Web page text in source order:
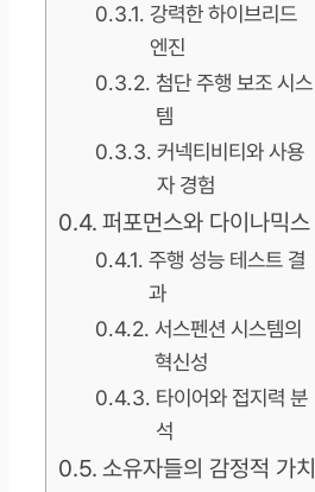
강력한 하이브리드
엔진
첨단 주행 보조 시스
템
커넥티비티와 사용
자 경험
퍼포먼스와 다이나믹스
주행 성능 테스트 결
과
서스펜션 시스템의
혁신성
타이어와 접지력 분
석
소유자들의 감정적 가치